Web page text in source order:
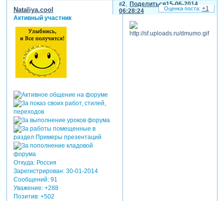
Поделиться
2
15-06-2014
06:28:24
Nataliya.cool
Активный участник
Откуда:Россия
Зарегистрирован: 30-01-2014
Сообщений:91
Уважение: +288
Позитив: +502
+1